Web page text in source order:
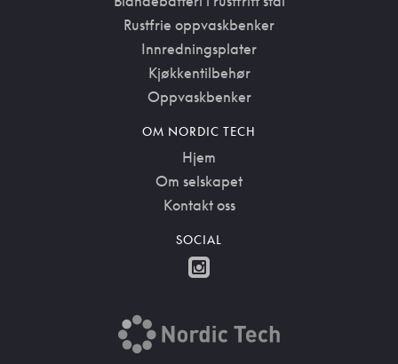
Rustfrie oppvaskbenker
Innredningsplater
Kjøkkentilbehør
Oppvaskbenker
OM NORDIC TECH
Hjem
Om selskapet
Kontakt oss
SOCIAL